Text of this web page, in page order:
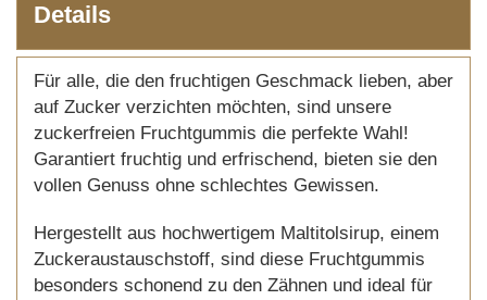
Details
Für alle, die den fruchtigen Geschmack lieben, aber
auf Zucker verzichten möchten, sind unsere
zuckerfreien Fruchtgummis die perfekte Wahl!
Garantiert fruchtig und erfrischend, bieten sie den
vollen Genuss ohne schlechtes Gewissen.
Hergestellt aus hochwertigem Maltitolsirup, einem
Zuckeraustauschstoff, sind diese Fruchtgummis
besonders schonend zu den Zähnen und ideal für